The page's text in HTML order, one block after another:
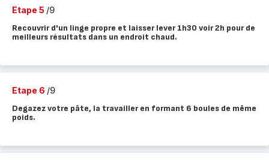
Etape 5 /9
Recouvrir d'un linge propre et laisser lever 1h30 voir 2h pour de
meilleurs résultats dans un endroit chaud.
Etape 6 /9
Degazez votre pâte, la travailler en formant 6 boules de même
poids.